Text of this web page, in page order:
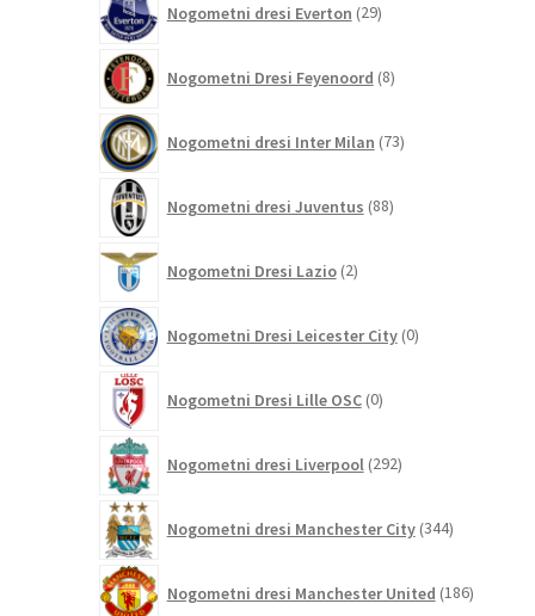
Nogometni dresi Everton 29izdelkov
Nogometni Dresi Feyenoord 8izdelkov
Nogometni dresi Inter Milan 73izdelkov
Nogometni dresi Juventus 88izdelkov
Nogometni Dresi Lazio 2izdelka
Nogometni Dresi Leicester City 0izdelkov
Nogometni Dresi Lille OSC 0izdelkov
Nogometni dresi Liverpool 292izdelkov
Nogometni dresi Manchester City 344izdelkov
Nogometni dresi Manchester United 186izdelkov